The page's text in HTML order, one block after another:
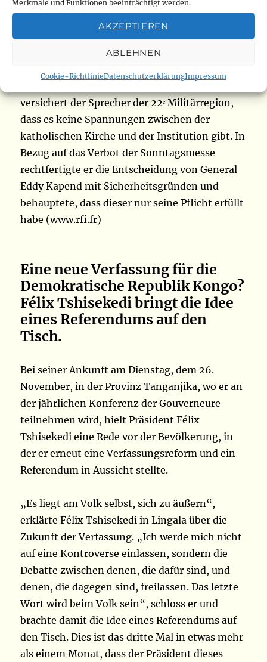
Merkmale und Funktionen beeinträchtigt werden.
AKZEPTIEREN
ABLEHNEN
Cookie-RichtlinieDatenschutzerklärungImpressum
Militärgericht hat ein Verfahren eröffnet und
für diesen Mittwoch ist eine Rekonstruktion
versichert der Sprecher der 22ᵉ Militärregion,
dass es keine Spannungen zwischen der
katholischen Kirche und der Institution gibt. In
Bezug auf das Verbot der Sonntagsmesse
rechtfertigte er die Entscheidung von General
Eddy Kapend mit Sicherheitsgründen und
behauptete, dass dieser nur seine Pflicht erfüllt
habe (www.rfi.fr)
Eine neue Verfassung für die
Demokratische Republik Kongo?
Félix Tshisekedi bringt die Idee
eines Referendums auf den
Tisch.
Bei seiner Ankunft am Dienstag, dem 26.
November, in der Provinz Tanganjika, wo er an
der jährlichen Konferenz der Gouverneure
teilnehmen wird, hielt Präsident Félix
Tshisekedi eine Rede vor der Bevölkerung, in
der er erneut eine Verfassungsreform und ein
Referendum in Aussicht stellte.
„Es liegt am Volk selbst, sich zu äußern“,
erklärte Félix Tshisekedi in Lingala über die
Zukunft der Verfassung. „Ich werde mich nicht
auf eine Kontroverse einlassen, sondern die
Debatte zwischen denen, die dafür sind, und
denen, die dagegen sind, freilassen. Das letzte
Wort wird beim Volk sein“, schloss er und
brachte damit die Idee eines Referendums auf
den Tisch. Dies ist das dritte Mal in etwas mehr
als einem Monat, dass der Präsident dieses